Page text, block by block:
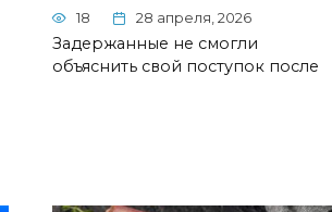
18 28 апреля, 2026
Задержанные не смогли
объяснить свой поступок после